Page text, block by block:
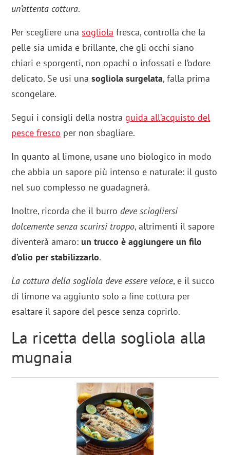
un’attenta cottura.
Per scegliere una sogliola fresca, controlla che la
pelle sia umida e brillante, che gli occhi siano
chiari e sporgenti, non opachi o infossati e l’odore
delicato. Se usi unasogliola surgelata, falla prima
scongelare.
Segui i consigli della nostraguida all’acquisto del
pesce fresco per non sbagliare.
In quanto al limone, usane uno biologico in modo
che abbia un sapore più intenso e naturale: il gusto
nel suo complesso ne guadagnerà.
Inoltre, ricorda che il burro deve sciogliersi
dolcemente senza scurirsi troppo, altrimenti il sapore
diventerà amaro: un trucco è aggiungere un filo
d’olio per stabilizzarlo.
La cottura della sogliola deve essere veloce, e il succo
di limone va aggiunto solo a fine cottura per
esaltare il sapore del pesce senza coprirlo.
La ricetta della sogliola alla
mugnaia